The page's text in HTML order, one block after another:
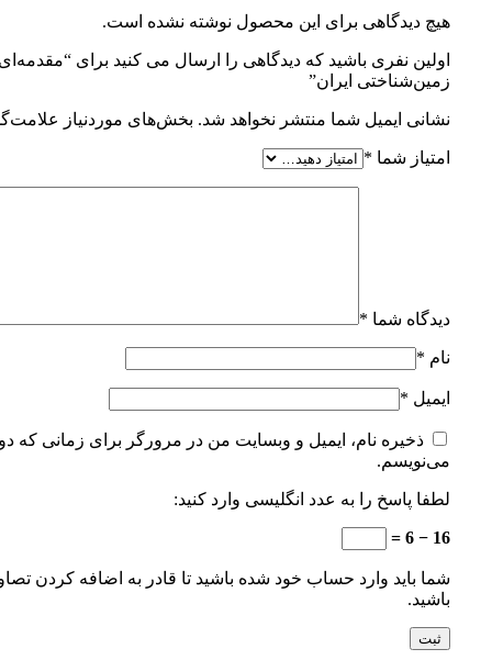
هیچ دیدگاهی برای این محصول نوشته نشده است.
اولین نفری باشید که دیدگاهی را ارسال می کنید برای
زمین‌‌شناختی ایران”
نشانی ایمیل شما منتشر نخواهد شد. بخش‌های موردنیاز
امتیاز شما *
دیدگاه شما *
نام *
ایمیل *
ذخیره نام، ایمیل و وبسایت من در مرورگر برای زمانی که
می‌نویسم.
لطفا پاسخ را به عدد انگلیسی وارد کنید:
16 − 6 =
شما باید وارد حساب خود شده باشید تا قادر به اضافه کردن
باشید.